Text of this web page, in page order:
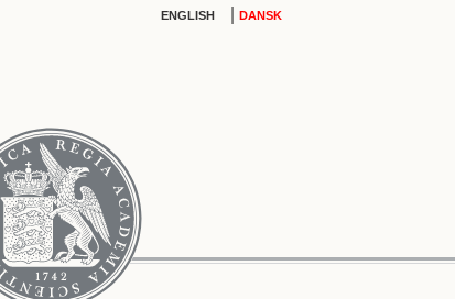
ENGLISH DANSK